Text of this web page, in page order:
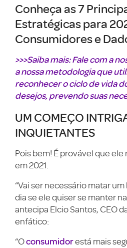
Conheça as 7
Estratégicas para
Consumidores e
>>>Saiba mais: Fale com a
a nossa metodologia que
reconhecer o ciclo de vida
desejos, prevendo suas
UM COMEÇO
INQUIETANTES
Pois bem! É provável que
em 2021.
“Vai ser necessário matar
dia se ele quiser se manter
antecipa Elcio Santos, CEO
enfático:
“Oconsumidorestá mais